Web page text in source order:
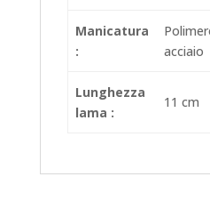
Manicatura
:
acciaio
Lunghezza
lama :
11 cm